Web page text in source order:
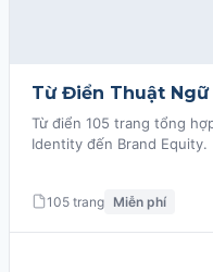
Từ Điển Thuật Ngữ
Từ điển 105 trang tổng
Identity đến Brand Equity.
105 trang Miễn phí